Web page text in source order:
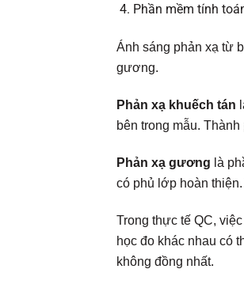
Phần mềm tính
Ánh sáng phản xạ từ
gương.
Phản xạ khuếch tán
bên trong mẫu.
Phản xạ gương là
có phủ lớp hoàn
Trong thực tế QC,
học đo khác nhau có
không đồng nhất.